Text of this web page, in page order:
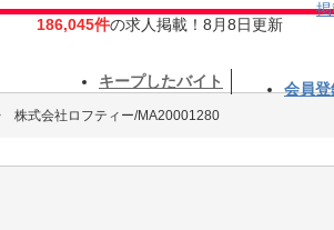
186,045件の求人掲載！8月8日更新
キープしたバイト 会員
株式会社ロフティー/MA20001280